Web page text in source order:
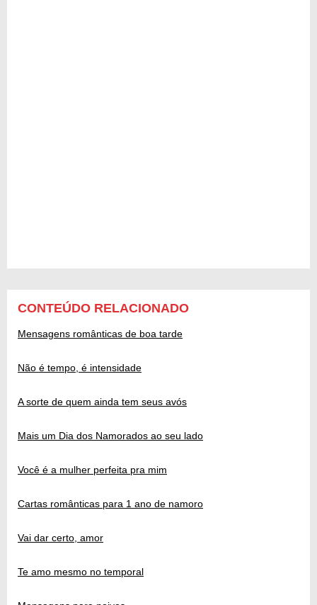
CONTEÚDO RELACIONADO
Mensagens românticas de boa tarde
Não é tempo, é intensidade
A sorte de quem ainda tem seus avós
Mais um Dia dos Namorados ao seu lado
Você é a mulher perfeita pra mim
Cartas românticas para 1 ano de namoro
Vai dar certo, amor
Te amo mesmo no temporal